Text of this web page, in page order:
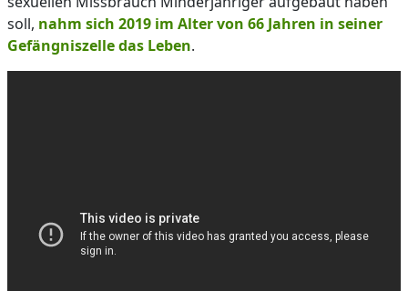
soll, nahm sich 2019 im Alter von 66 Jahren in seiner
Gefängniszelle das Leben.